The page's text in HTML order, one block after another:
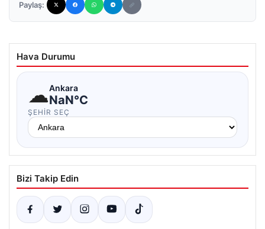
Paylaş:
Hava Durumu
☁Ankara
NaN°C
ŞEHIR SEÇ
Bizi Takip Edin